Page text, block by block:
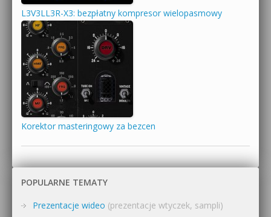
L3V3LL3R-X3: bezpłatny kompresor wielopasmowy
Korektor masteringowy za bezcen
POPULARNE TEMATY
Prezentacje wideo (prezentacje wtyczek, sampli)